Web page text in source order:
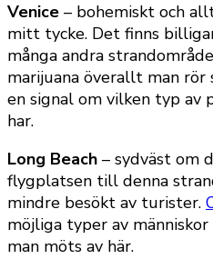
Venice – bohemiskt och
mitt tycke. Det finns
många andra
marijuana överallt man
en signal om vilken typ av
har.
Long Beach – sydväst om
flygplatsen till denna
mindre besökt av turister.
möjliga typer av
man möts av här.